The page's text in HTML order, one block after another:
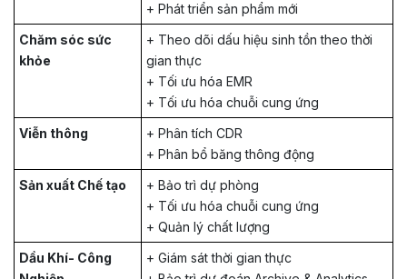
+ Phát triển sản phẩm mới
Chăm sóc sức
khỏe
+ Theo dõi dấu hiệu sinh tồn theo thời
gian thực
+ Tối ưu hóa EMR
+ Tối ưu hóa chuỗi cung ứng
Viễn thông
+ Phân tích CDR
+ Phân bổ băng thông động
Sản xuất Chế tạo
+ Bảo trì dự phòng
+ Tối ưu hóa chuỗi cung ứng
+ Quản lý chất lượng
Dầu Khí- Công
+ Giám sát thời gian thực